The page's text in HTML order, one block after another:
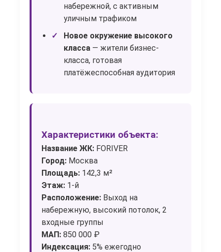
набережной, с активным
уличным трафиком
Новое окружение высокого
класса — жители бизнес-
класса, готовая
платёжеспособная аудитория
Характеристики объекта:
Название ЖК: FORIVER
Город: Москва
Площадь: 142,3 м²
Этаж: 1-й
Расположение: Выход на
набережную, высокий потолок, 2
входные группы
МАП: 850 000 ₽
Индексация: 5% ежегодно